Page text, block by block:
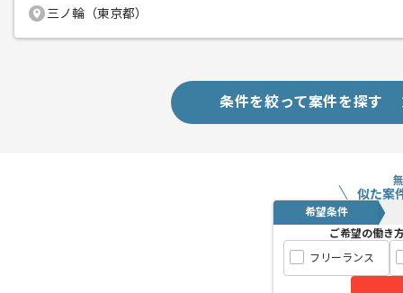
三ノ輪（東京都）
条件を絞って案件を探す
似た案
希望条件
ご希望の働き
フリーランス